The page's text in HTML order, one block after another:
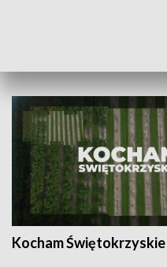
Kocham Świętokrzyskie